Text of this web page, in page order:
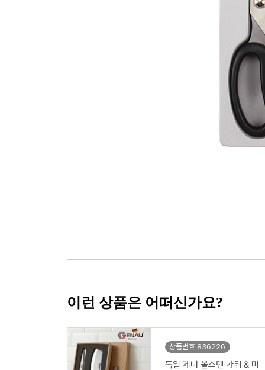
이런 상품은 어떠신가요?
상품번호 836226
독일 제너 올스텐 가위 & 미